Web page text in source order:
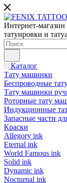
Интернет-магазин
татуировки и
Каталог
Тату машинки
Беспроводные
Тату машинки
Роторные тату
Индукционные
Запасные части
Краски
Allegory ink
Eternal ink
World Famous ink
Solid ink
Dynamic ink
Nocturnal ink